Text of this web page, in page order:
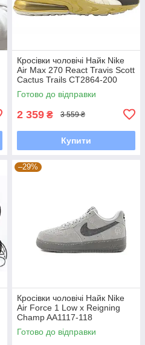
Кросівки чоловічі Найк Nike
Air Max 270 React Travis Scott
Cactus Trails CT2864-200
Готово до відправки
2 359 ₴ 3 559 ₴
Купити
–29%
Кросівки чоловічі Найк Nike
Air Force 1 Low x Reigning
Champ AA1117-118
Готово до відправки